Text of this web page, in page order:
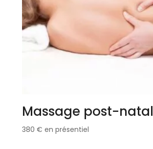
Massage post-natal
380 € en présentiel